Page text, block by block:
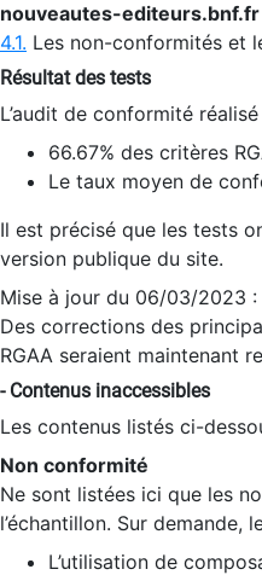
nouveautes-editeurs.bnf.fr
4.1. Les non-conformités et
Résultat des tests
L’audit de conformité
66.67% des critères
Le taux moyen de
Il est précisé que les tests
version publique du site.
Mise à jour du 06/03/2023 :
Des corrections des
RGAA seraient maintenant
- Contenus inaccessibles
Les contenus listés ci-
Non conformité
Ne sont listées ici que les
l’échantillon. Sur
L’utilisation de